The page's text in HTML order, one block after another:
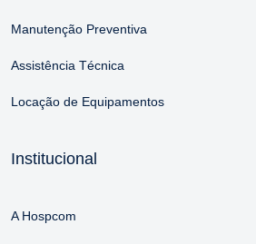
Manutenção Preventiva
Assistência Técnica
Locação de Equipamentos
Institucional
A Hospcom